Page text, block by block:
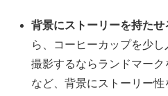
背景にストーリーを持たせ
ら、コーヒーカップを少
撮影するならランドマー
など、背景にストーリー